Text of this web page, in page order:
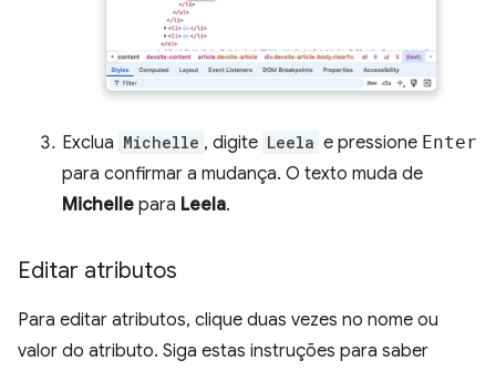
Exclua Michelle , digite Leela e pressione Enter
para confirmar a mudança. O texto muda de
Michelle para Leela.
Editar atributos
Para editar atributos, clique duas vezes no nome ou
valor do atributo. Siga estas instruções para saber